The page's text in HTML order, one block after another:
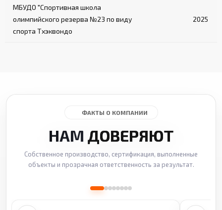
МБУДО "Спортивная школа
олимпийского резерва №23 по виду
спорта Тхэквондо
2025
ФАКТЫ О КОМПАНИИ
НАМ ДОВЕРЯЮТ
Собственное производство, сертификация, выполненные
объекты и прозрачная ответственность за результат.